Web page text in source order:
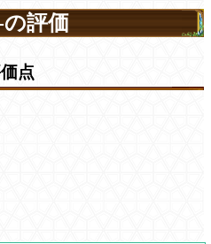
評価
点